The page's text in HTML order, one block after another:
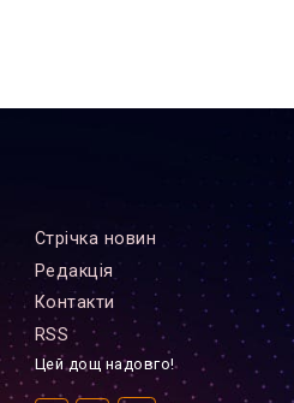
Стрiчка новин
Редакцiя
Контакти
RSS
Цей дощ надовго!